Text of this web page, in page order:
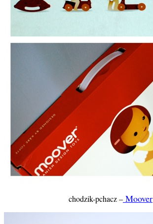
chodzik-pchacz – Moover